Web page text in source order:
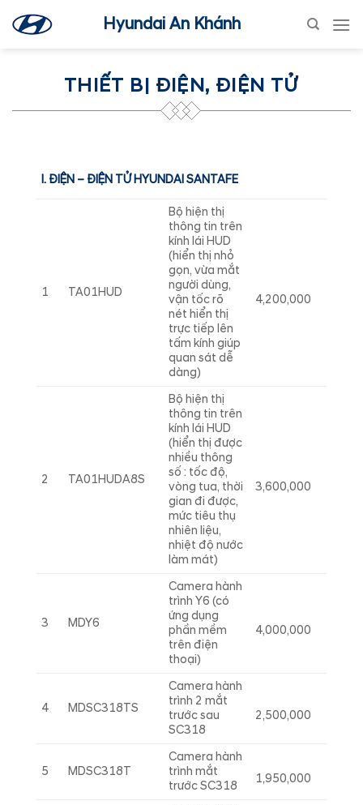
to
Hyundai An Khánh
THIẾT BỊ ĐIỆN, ĐIỆN TỬ
I. ĐIỆN – ĐIỆN TỬ HYUNDAI SANTAFE
1 TA01HUD
Bộ hiện thị
thông tin trên
kính lái HUD
(hiển thị nhỏ
gọn, vừa mắt
người dùng,
vận tốc rõ
nét hiển thị
trực tiếp lên
tấm kính giúp
quan sát dễ
dàng)
4,200,000
2 TA01HUDA8S
Bộ hiện thị
thông tin trên
kính lái HUD
(hiển thị được
nhiều thông
số : tốc độ,
vòng tua, thời
gian đi được,
mức tiêu thụ
nhiên liệu,
nhiệt độ nước
làm mát)
3,600,000
3 MDY6
Camera hành
trình Y6 (có
ứng dụng
phần mềm
trên điện
thoại)
4,000,000
4 MDSC318TS
Camera hành
trình 2 mắt
trước sau
SC318
2,500,000
5 MDSC318T
Camera hành
trình mắt
trước SC318
1,950,000